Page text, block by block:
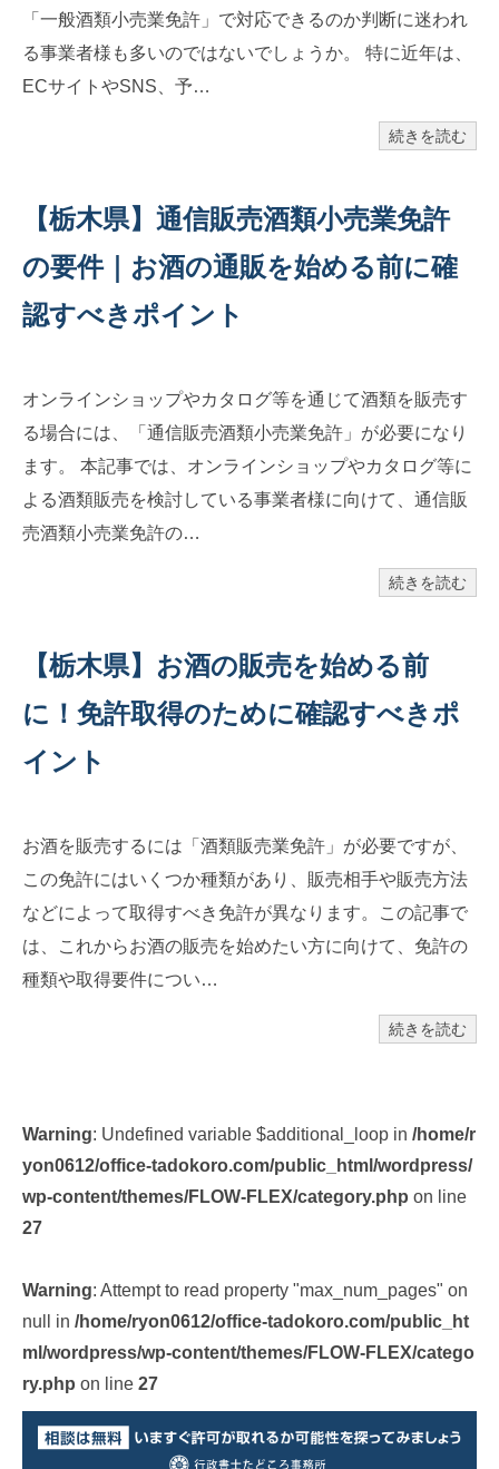
「一般酒類小売業免許」で対応できるのか判断に迷われ
る事業者様も多いのではないでしょうか。 特に近年は、
ECサイトやSNS、予…
続きを読む
【栃木県】通信販売酒類小売業免許
の要件｜お酒の通販を始める前に確
認すべきポイント
オンラインショップやカタログ等を通じて酒類を販売す
る場合には、「通信販売酒類小売業免許」が必要になり
ます。 本記事では、オンラインショップやカタログ等に
よる酒類販売を検討している事業者様に向けて、通信販
売酒類小売業免許の…
続きを読む
【栃木県】お酒の販売を始める前
に！免許取得のために確認すべきポ
イント
お酒を販売するには「酒類販売業免許」が必要ですが、
この免許にはいくつか種類があり、販売相手や販売方法
などによって取得すべき免許が異なります。この記事で
は、これからお酒の販売を始めたい方に向けて、免許の
種類や取得要件につい…
続きを読む
Warning: Undefined variable $additional_loop in /home/r
yon0612/office-tadokoro.com/public_html/wordpress/
wp-content/themes/FLOW-FLEX/category.php on line
27
Warning: Attempt to read property "max_num_pages" on
null in /home/ryon0612/office-tadokoro.com/public_ht
ml/wordpress/wp-content/themes/FLOW-FLEX/catego
ry.php on line 27